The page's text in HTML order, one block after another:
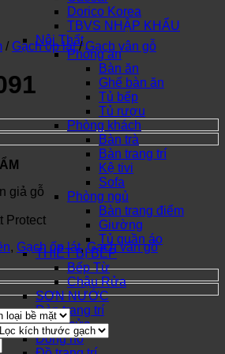
Dorico Korea
TBVS NHẬP KHẨU
Nội Thất
Phòng ăn
Bàn ăn
Ghế bàn ăn
Tủ bếp
Tủ rượu
Phòng khách
Bàn trà
Bàn trang trí
Kệ tivi
Sofa
Phòng ngủ
Bàn trang điểm
Giường
Tủ quần áo
THIẾT BỊ BẾP
Bếp Từ
Chậu Rửa
SƠN NƯỚC
Đèn trang trí
Khóa cửa
Đồng hồ
/ Gạch ốp lát / Gạch vân gỗ
giả gỗ
Protect
, Gạch ốp lát,Gạch vân gỗ